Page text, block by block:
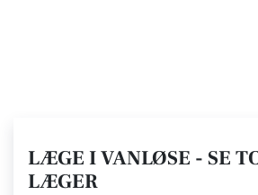
LÆGE I VANLØSE - SE
LÆGER